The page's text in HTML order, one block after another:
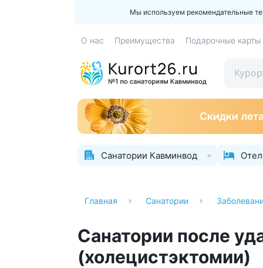
Мы используем рекомендательные
О нас Преимущества Подарочные карты
Санатории Кавминвод
Главная Санатории
Санатории после
(холецистэктомии)